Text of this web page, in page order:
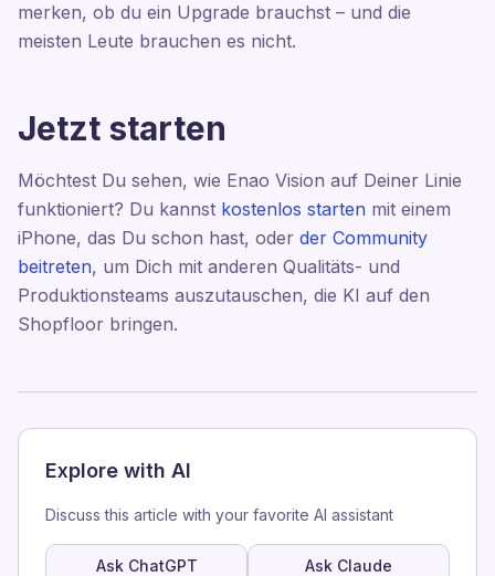
merken, ob du ein Upgrade brauchst – und die
meisten Leute brauchen es nicht.
Jetzt starten
Möchtest Du sehen, wie Enao Vision auf Deiner Linie
funktioniert? Du kannst kostenlos starten mit einem
iPhone, das Du schon hast, oder der Community
beitreten, um Dich mit anderen Qualitäts- und
Produktionsteams auszutauschen, die KI auf den
Shopfloor bringen.
Explore with AI
Discuss this article with your favorite AI assistant
Ask ChatGPT Ask Claude